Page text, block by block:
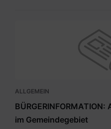
ALLGEMEIN
im Gemeindegebiet